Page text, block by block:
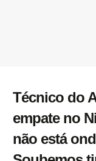
Técnico do
empate no
não está